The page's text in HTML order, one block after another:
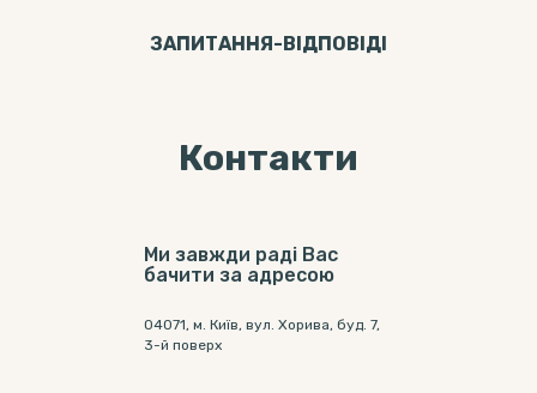
ЗАПИТАННЯ-ВІДПОВIДI
Контакти
Ми завжди раді Вас
бачити за адресою
04071, м. Київ, вул. Хорива, буд. 7,
3-й поверх